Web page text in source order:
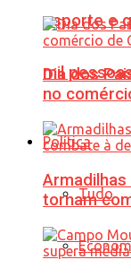
esporte e
mil
Política
Tudo
Dia dos
no
tornam